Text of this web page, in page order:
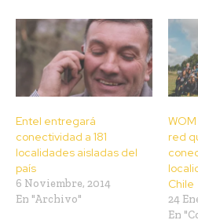
Entel entregará
conectividad a 181
localidades aisladas del
país
6 Noviembre, 2014
En "Archivo"
red
Chile
24
En